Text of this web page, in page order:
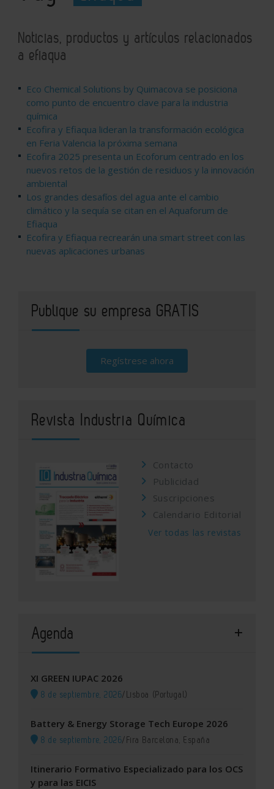
Noticias, productos y artículos relacionados
a efiaqua
Eco Chemical Solutions by Quimacova se posiciona
como punto de encuentro clave para la industria
química
Ecofira y Efiaqua lideran la transformación ecológica
en Feria Valencia la próxima semana
Ecofira 2025 presenta un Ecoforum centrado en los
nuevos retos de la gestión de residuos y la innovación
ambiental
Los grandes desafíos del agua ante el cambio
climático y la sequía se citan en el Aquaforum de
Efiaqua
Ecofira y Efiaqua recrearán una smart street con las
nuevas aplicaciones urbanas
Publique su empresa GRATIS
Regístrese ahora
Revista Industria Química
Contacto
Publicidad
Suscripciones
Calendario Editorial
Ver todas las revistas
Agenda
XI GREEN IUPAC 2026
8 de septiembre, 2026/Lisboa (Portugal)
Battery & Energy Storage Tech Europe 2026
8 de septiembre, 2026/Fira Barcelona, España
Itinerario Formativo Especializado para los OCS
y para las EICIS